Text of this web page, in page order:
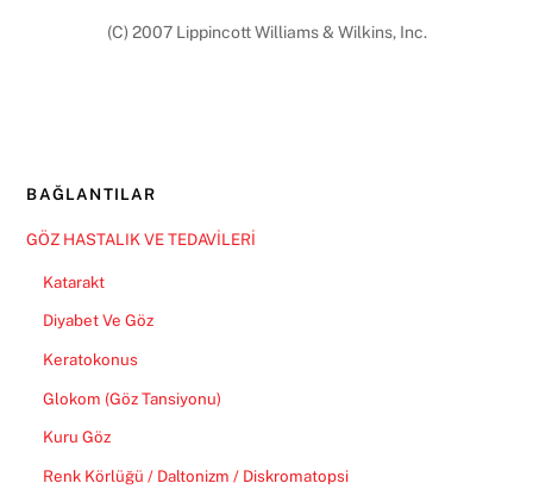
(C) 2007 Lippincott Williams & Wilkins, Inc.
BAĞLANTILAR
GÖZ HASTALIK VE TEDAVİLERİ
Katarakt
Diyabet Ve Göz
Keratokonus
Glokom (Göz Tansiyonu)
Kuru Göz
Renk Körlüğü / Daltonizm / Diskromatopsi